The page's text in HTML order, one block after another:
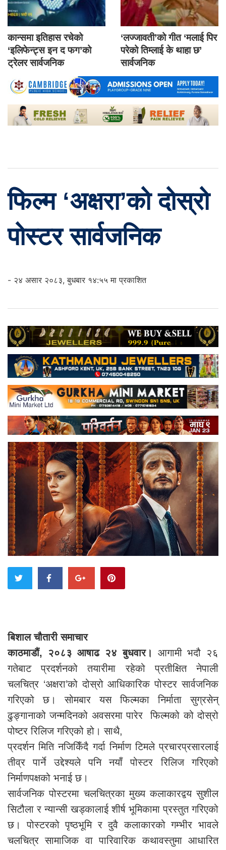
कान्समा इतिहास रचेको
‘इलिफेन्ट्स इन द फग’को
ट्रेलर सार्वजनिक
‘लज्जावती’को गीत ‘मलाई पिर
परेको तिम्लाई के थाहा छ’
सार्वजनिक
फिल्म ‘अक्षरा’को दोस्रो
पोस्टर सार्वजनिक
- २४ असार २०८३, बुधबार १४:५५ मा प्रकाशित
बिशाल चौतारी समाचार
काठमाडौं, २०८३ आषाढ २४ बुधवार।
आगामी भदौ २६
गतेबाट प्रदर्शनको तयारीमा रहेको प्रतीक्षित नेपाली
चलचित्र ‘अक्षरा’को दोस्रो आधिकारिक पोस्टर सार्वजनिक
गरिएको छ। सोमबार यस फिल्मका निर्माता सुग्रसेन्
ढुङ्गानाको जन्मदिनको अवसरमा पारेर फिल्मको को दोस्रो
पोष्टर रिलिज गरिएको हो। साथै,
प्रदर्शन मिति नजिकिँदै गर्दा निर्माण टिमले प्रचारप्रसारलाई
तीव्र पार्ने उद्देश्यले पनि नयाँ पोस्टर रिलिज गरिएको
निर्माणपक्षको भनाई छ।
सार्वजनिक पोस्टरमा चलचित्रका मुख्य कलाकारद्वय सुशील
सिटौला र न्यान्सी खड्कालाई शीर्ष भूमिकामा प्रस्तुत गरिएको
छ। पोस्टरको पृष्ठभूमि र दुवै कलाकारको गम्भीर भावले
चलचित्र सामाजिक वा पारिवारिक कथावस्तुमा आधारित